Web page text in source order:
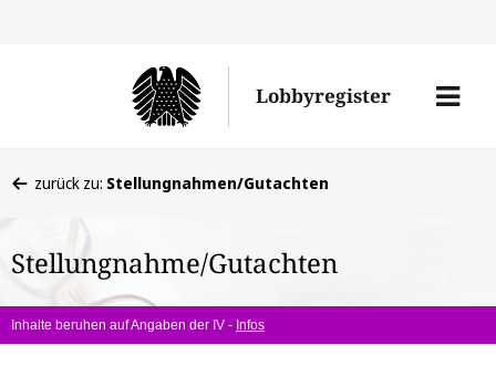
Lobbyregister
Menü
befinden
hier:
zurück zu: Stellungnahmen/Gutachten
Stellungnahme/Gutachten
Inhalte beruhen auf Angaben der IV - Infos